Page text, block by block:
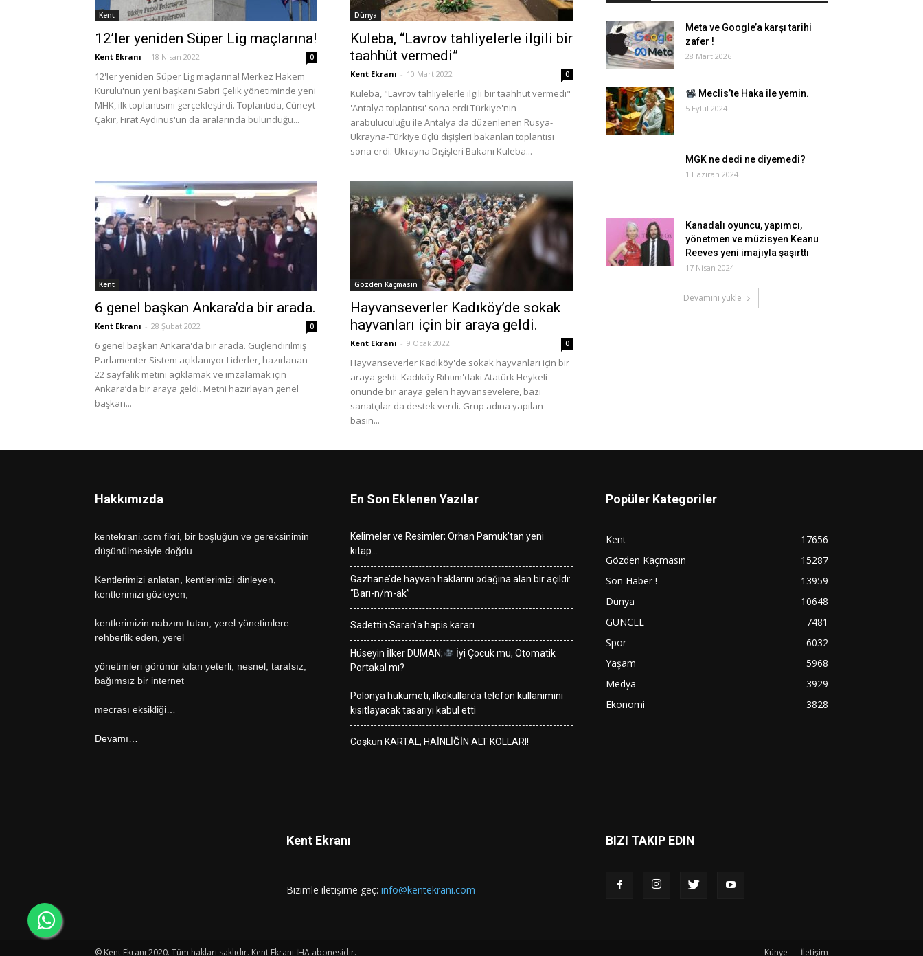
Kent
12’ler yeniden Süper Lig maçlarına!
Kent Ekranı - 18 Nisan 2022 0
12'ler yeniden Süper Lig maçlarına! Merkez Hakem
Kurulu'nun yeni başkanı Sabri Çelik yönetiminde yeni
MHK, ilk toplantısını gerçekleştirdi. Toplantıda, Cüneyt
Çakır, Fırat Aydınus'un da aralarında bulunduğu...
Dünya
Kuleba, “Lavrov tahliyelerle ilgili bir
taahhüt vermedi”
Kent Ekranı - 10 Mart 2022 0
Kuleba, "Lavrov tahliyelerle ilgili bir taahhüt vermedi"
'Antalya toplantısı' sona erdi Türkiye'nin
arabuluculuğu ile Antalya'da düzenlenen Rusya-
Ukrayna-Türkiye üçlü dışişleri bakanları toplantısı
sona erdi. Ukrayna Dışişleri Bakanı Kuleba...
Kent
6 genel başkan Ankara’da bir arada.
Kent Ekranı - 28 Şubat 2022 0
6 genel başkan Ankara'da bir arada. Güçlendirilmiş
Parlamenter Sistem açıklanıyor Liderler, hazırlanan
22 sayfalık metini açıklamak ve imzalamak için
Ankara’da bir araya geldi. Metni hazırlayan genel
başkan...
Gözden Kaçmasın
Hayvanseverler Kadıköy’de sokak
hayvanları için bir araya geldi.
Kent Ekranı - 9 Ocak 2022 0
Hayvanseverler Kadıköy'de sokak hayvanları için bir
araya geldi. Kadıköy Rıhtım'daki Atatürk Heykeli
önünde bir araya gelen hayvansevelere, bazı
sanatçılar da destek verdi. Grup adına yapılan
basın...
Meta ve Google’a karşı tarihi
zafer !
28 Mart 2026
Meclis’te Haka ile yemin.
5 Eylül 2024
MGK ne dedi ne diyemedi?
1 Haziran 2024
Kanadalı oyuncu, yapımcı,
yönetmen ve müzisyen Keanu
Reeves yeni imajıyla şaşırttı
17 Nisan 2024
Devamını yükle
Hakkımızda
kentekrani.com fikri, bir boşluğun ve gereksinimin
düşünülmesiyle doğdu.
Kentlerimizi anlatan, kentlerimizi dinleyen,
kentlerimizi gözleyen,
kentlerimizin nabzını tutan; yerel yönetimlere
rehberlik eden, yerel
yönetimleri görünür kılan yeterli, nesnel, tarafsız,
bağımsız bir internet
mecrası eksikliği…
Devamı…
En Son Eklenen Yazılar
Kelimeler ve Resimler; Orhan Pamuk’tan yeni
kitap…
Gazhane’de hayvan haklarını odağına alan bir açıldı:
“Barı-n/m-ak”
Sadettin Saran’a hapis kararı
Hüseyin İlker DUMAN;
İyi Çocuk mu, Otomatik
Portakal mı?
Polonya hükümeti, ilkokullarda telefon kullanımını
kısıtlayacak tasarıyı kabul etti
Coşkun KARTAL; HAİNLİĞİN ALT KOLLARI!
Popüler Kategoriler
Kent
17656
Gözden Kaçmasın
15287
Son Haber !
13959
Dünya
10648
GÜNCEL
7481
Spor
6032
Yaşam
5968
Medya
3929
Ekonomi
3828
Kent Ekranı
Bizimle iletişime geç: info@kentekrani.com
BIZI TAKIP EDIN
Künye İletişim
© Kent Ekranı 2020. Tüm hakları saklıdır. Kent Ekranı İHA abonesidir.